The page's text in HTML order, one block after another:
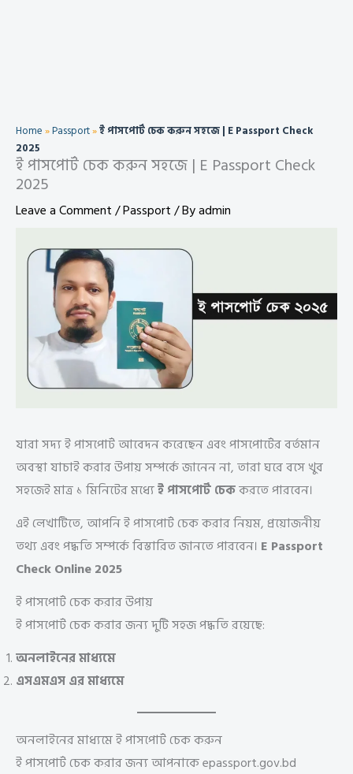
Home»Passport»ই পাসপোর্ট চেক করুন সহজে | E Passport Check
2025
ই পাসপোর্ট চেক করুন সহজে | E Passport Check
2025
Leave a Comment/Passport/ Byadmin
যারা সদ্য ই পাসপোর্ট আবেদন করেছেন এবং পাসপোর্টের বর্তমান
অবস্থা যাচাই করার উপায় সম্পর্কে জানেন না, তারা ঘরে বসে খুব
সহজেই মাত্র ১ মিনিটের মধ্যেই পাসপোর্ট চেককরতে পারবেন।
এই লেখাটিতে, আপনি ই পাসপোর্ট চেক করার নিয়ম, প্রয়োজনীয়
তথ্য এবং পদ্ধতি সম্পর্কে বিস্তারিত জানতে পারবেন। E Passport
Check Online 2025
ই পাসপোর্ট চেক করার উপায়
ই পাসপোর্ট চেক করার জন্য দুটি সহজ পদ্ধতি রয়েছে:
অনলাইনের মাধ্যমে
এসএমএস এর মাধ্যমে
অনলাইনের মাধ্যমে ই পাসপোর্ট চেক করুন
ই পাসপোর্ট চেক করার জন্য আপনাকে epassport.gov.bd